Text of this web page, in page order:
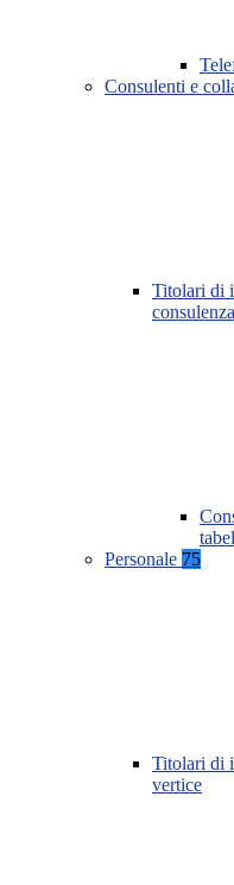
Consulenti e
Titolari di
consulenza
Personale 75
Titolari di
vertice